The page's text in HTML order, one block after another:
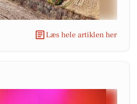
Læs hele artiklen her